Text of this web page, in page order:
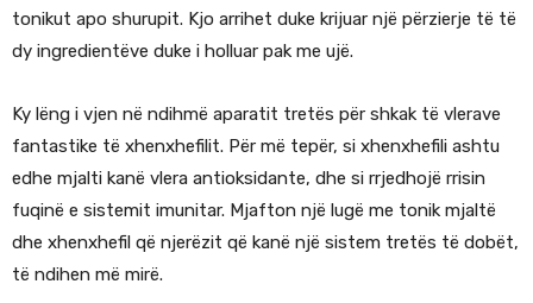
tonikut apo shurupit. Kjo arrihet duke krijuar një përzierje të të
dy ingredientëve duke i holluar pak me ujë.
Ky lëng i vjen në ndihmë aparatit tretës për shkak të vlerave
fantastike të xhenxhefilit. Për më tepër, si xhenxhefili ashtu
edhe mjalti kanë vlera antioksidante, dhe si rrjedhojë rrisin
fuqinë e sistemit imunitar. Mjafton një lugë me tonik mjaltë
dhe xhenxhefil që njerëzit që kanë një sistem tretës të dobët,
të ndihen më mirë.